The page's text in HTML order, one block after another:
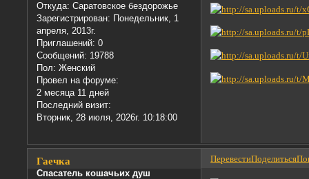
Откуда: Саратовское бездорожье
Зарегистрирован: Понедельник, 1
апреля, 2013г.
Приглашений: 0
Сообщений: 19788
Пол: Женский
Провел на форуме:
2 месяца 11 дней
Последний визит:
Вторник, 28 июля, 2026г. 10:18:00
ПеревестиПоделиться
Гаечка
Спасатель кошачьих душ